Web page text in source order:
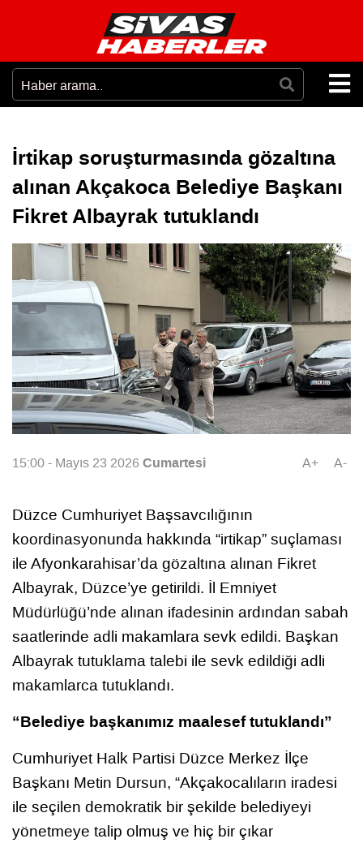
İrtikap soruşturmasında gözaltına
alınan Akçakoca Belediye Başkanı
Fikret Albayrak tutuklandı
15:00 - Mayıs 23 2026 Cumartesi A+ A-
Düzce Cumhuriyet Başsavcılığının
koordinasyonunda hakkında “irtikap” suçlaması
ile Afyonkarahisar’da gözaltına alınan Fikret
Albayrak, Düzce’ye getirildi. İl Emniyet
Müdürlüğü’nde alınan ifadesinin ardından sabah
saatlerinde adli makamlara sevk edildi. Başkan
Albayrak tutuklama talebi ile sevk edildiği adli
makamlarca tutuklandı.
“Belediye başkanımız maalesef tutuklandı”
Cumhuriyet Halk Partisi Düzce Merkez İlçe
Başkanı Metin Dursun, “Akçakocalıların iradesi
ile seçilen demokratik bir şekilde belediyeyi
yönetmeye talip olmuş ve hiç bir çıkar